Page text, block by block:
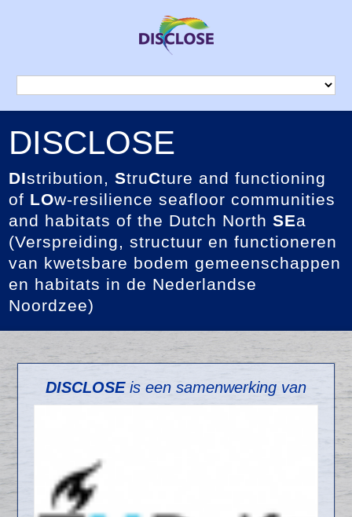
DISCLOSE
DIstribution,StruCture and functioning
of LOw-resilience seafloor communities
and habitats of the Dutch NorthSEa
(Verspreiding, structuur en functioneren
van kwetsbare bodem gemeenschappen
en habitats in de Nederlandse
Noordzee)
DISCLOSEis een samenwerking van